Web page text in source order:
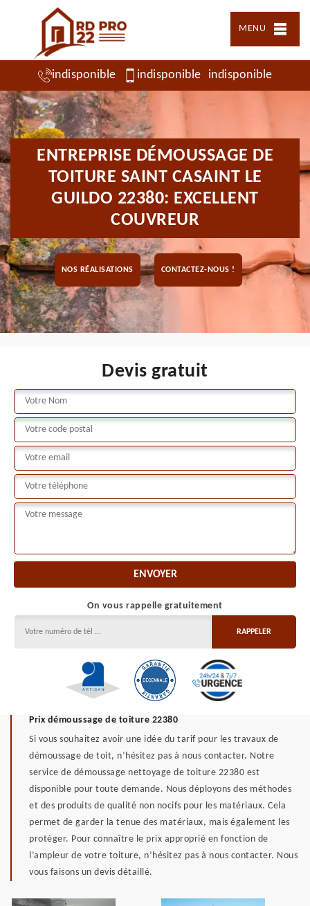
MENU
indisponible indisponible indisponible
ENTREPRISE DÉMOUSSAGE DE
TOITURE SAINT CASAINT LE
GUILDO 22380: EXCELLENT
COUVREUR
NOS RÉALISATIONS CONTACTEZ-NOUS !
Devis gratuit
On vous rappelle gratuitement
Prix démoussage de toiture 22380
Si vous souhaitez avoir une idée du tarif pour les travaux de
démoussage de toit, n’hésitez pas à nous contacter. Notre
service de démoussage nettoyage de toiture 22380 est
disponible pour toute demande. Nous déployons des méthodes
et des produits de qualité non nocifs pour les matériaux. Cela
permet de garder la tenue des matériaux, mais également les
protéger. Pour connaître le prix approprié en fonction de
l’ampleur de votre toiture, n’hésitez pas à nous contacter. Nous
vous faisons un devis détaillé.